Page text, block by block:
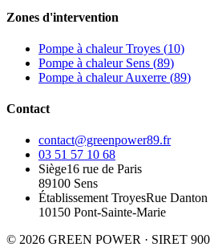
Zones d'intervention
Pompe à chaleurTroyes (10)
Pompe à chaleur Sens (89)
Pompe à chaleurAuxerre (89)
Contact
contact@greenpower89.fr
03 51 57 10 68
Siège16 rue de Paris
89100 Sens
Établissement TroyesRue Danton
10150 Pont-Sainte-Marie
© 2026 GREEN POWER · SIRET